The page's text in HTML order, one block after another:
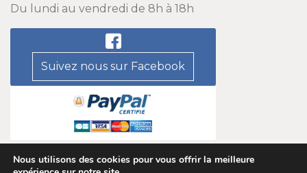
Du lundi au vendredi de 8h à 18h
Suivez nous sur Facebook
Nous utilisons des cookies pour vous offrir la meilleure